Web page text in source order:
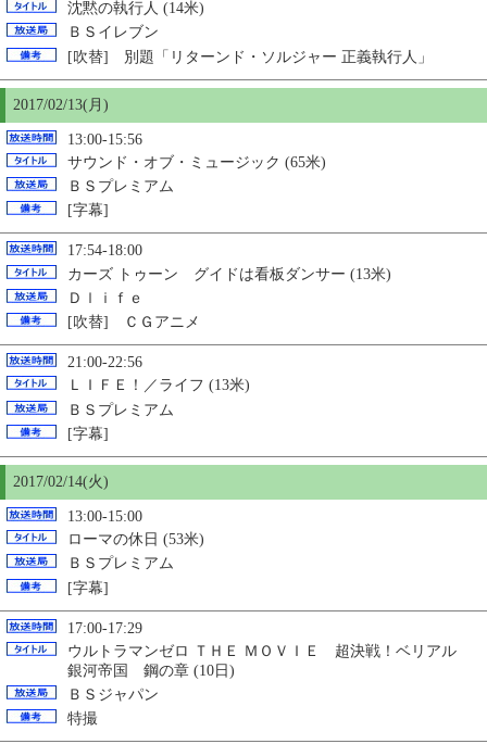
沈黙の執行人 (14米)
ＢＳイレブン
[吹替] 別題「リターンド・ソルジャー 正義執行人」
2017/02/13(月)
13:00-15:56
サウンド・オブ・ミュージック (65米)
ＢＳプレミアム
[字幕]
17:54-18:00
カーズ トゥーン グイドは看板ダンサー (13米)
Ｄｌｉｆｅ
[吹替] ＣＧアニメ
21:00-22:56
ＬＩＦＥ！／ライフ (13米)
ＢＳプレミアム
[字幕]
2017/02/14(火)
13:00-15:00
ローマの休日 (53米)
ＢＳプレミアム
[字幕]
17:00-17:29
ウルトラマンゼロ ＴＨＥ ＭＯＶＩＥ 超決戦！ベリアル
銀河帝国 鋼の章 (10日)
ＢＳジャパン
特撮